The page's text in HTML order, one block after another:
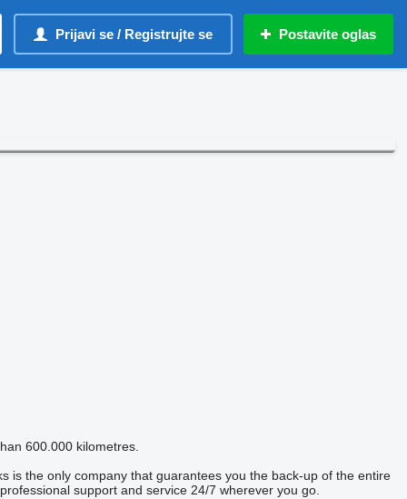
Prijavi se / Registrujte se Postavite oglas
600.000 kilometres.
is the only company that guarantees you the back-up of the entire
support and service 24/7 wherever you go.